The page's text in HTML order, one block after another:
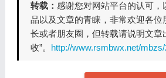
转载： 感谢您对网站平台的认可，
品以及文章的青睐，非常欢迎各位
长或者朋友圈，但转载请说明文章
收”。 http://www.rsmbwx.net/